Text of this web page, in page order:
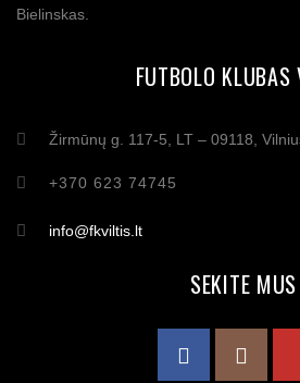
Bielinskas.
FUTBOLO KLUBAS
Žirmūnų g. 117-5, LT – 09118,
+370 623 74745
info@fkviltis.lt
SEKITE MUS